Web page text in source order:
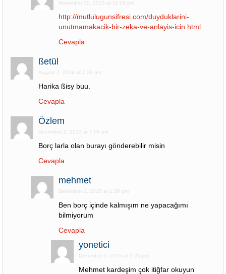
November 30, 2015 at 11:09 pm
http://mutlulugunsifresi.com/duyduklarini-
unutmamakacik-bir-zeka-ve-anlayis-icin.html
Cevapla
ßetül
August 7, 2014 at 7:29 am
Harika ßisy buu.
Cevapla
Özlem
December 2, 2013 at 7:00 pm
Borç larla olan burayı gönderebilir misin
Cevapla
mehmet
December 2, 2015 at 1:30 pm
Ben borç içinde kalmışım ne yapacağımı
bilmiyorum
Cevapla
yonetici
December 3, 2015 at 1:25 pm
Mehmet kardeşim çok itiğfar okuyun